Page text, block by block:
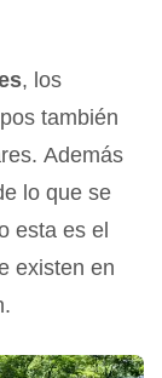
, los
también
Además
lo que se
esta es el
existen en